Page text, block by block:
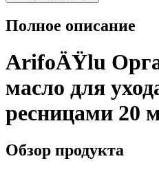
Полное описание
ArifoÄŸlu
масло для
ресницами 20
Обзор продукта